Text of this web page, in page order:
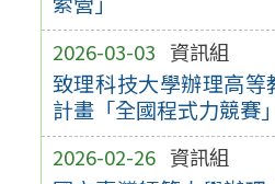
2026-03-03 資訊組
致理科技大學辦理高等
計畫「全國程式力競賽
2026-02-26 資訊組